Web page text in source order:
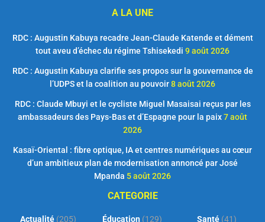
A LA UNE
RDC : Augustin Kabuya recadre Jean-Claude Katende et dément
tout aveu d’échec du régime Tshisekedi 9 août 2026
RDC : Augustin Kabuya clarifie ses propos sur la gouvernance de
l’UDPS et la coalition au pouvoir8 août 2026
RDC : Claude Mbuyi et le cycliste Miguel Masaisai reçus par les
ambassadeurs des Pays-Bas et d’Espagne pour la paix7 août
2026
Kasaï-Oriental : fibre optique, IA et centres numériques au cœur
d’un ambitieux plan de modernisation annoncé par José
Mpanda 5 août 2026
CATEGORIE
Actualité(205)
Éducation (129)
Santé (41)